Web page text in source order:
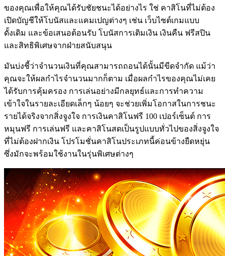
ของคุณเพื่อให้คุณได้รับชัยชนะได้อย่างไร ใช่ คาสิโนที่ไม่ต้อง
เปิดบัญชีให้โบนัสและแคมเปญต่างๆ เช่น เว็บไซต์เกมแบบ
ดั้งเดิม และข้อเสนอต้อนรับ โบนัสการเติมเงิน เงินคืน ฟรีสปิน
และสิทธิพิเศษจากฝ่ายสนับสนุน
มันบ่งชี้ว่าจำนวนเงินที่คุณสามารถถอนได้นั้นมีขีดจำกัด แม้ว่า
คุณจะให้ผลกำไรจำนวนมากก็ตาม เมื่อผลกำไรของคุณไม่เคย
ได้รับการคุ้มครอง การเล่นอย่างมีกลยุทธ์และการทำความ
เข้าใจในรายละเอียดเล็กๆ น้อยๆ จะช่วยเพิ่มโอกาสในการชนะ
รายได้จริงจากสิ่งจูงใจ การเงินคาสิโนฟรี 100 เปอร์เซ็นต์ การ
หมุนฟรี การเล่นฟรี และคาสิโนสดเป็นรูปแบบทั่วไปของสิ่งจูงใจ
ที่ไม่ต้องฝากเงิน โปรโมชั่นคาสิโนประเภทนี้ค่อนข้างยืดหยุ่น
ซึ่งมักจะพร้อมใช้งานในรุ่นพิเศษต่างๆ